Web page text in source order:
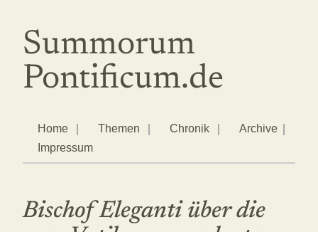
Summorum
Pontificum.de
Home Themen Chronik
Archive
Impressum
Bischof Eleganti über die